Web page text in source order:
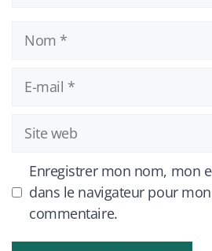
Nom
mail
Site
web
Enregistrer mon nom, mon
dans le navigateur pour
commentaire.